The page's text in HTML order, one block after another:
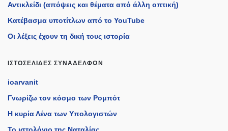
Αντικλείδι (απόψεις και θέματα από άλλη οπτική)
Κατέβασμα υποτίτλων από το YouTube
Οι λέξεις έχουν τη δική τους ιστορία
ΙΣΤΟΣΕΛΊΔΕΣ ΣΥΝΑΔΈΛΦΩΝ
ioarvanit
Γνωρίζω τον κόσμο των Ρομπότ
Η κυρία Λένα των Υπολογιστών